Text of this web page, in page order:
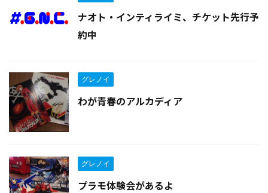
ナオト・インティライミ、チケット先行予
約中
グレノイ
わが青春のアルカディア
グレノイ
プラモ体験会があるよ